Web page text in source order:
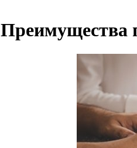
Преимущества